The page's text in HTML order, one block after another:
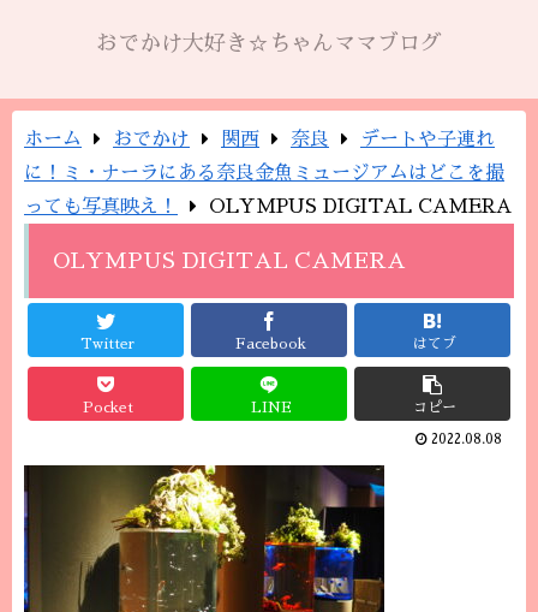
おでかけ大好き☆ちゃんママブログ
ホーム おでかけ 関西 奈良
デートや子連れ
に！ミ・ナーラにある奈良金魚ミュージアムはどこを撮
っても写真映え！
OLYMPUS DIGITAL CAMERA
OLYMPUS DIGITAL CAMERA
Twitter Facebook はてブ
Pocket LINE コピー
2022.08.08